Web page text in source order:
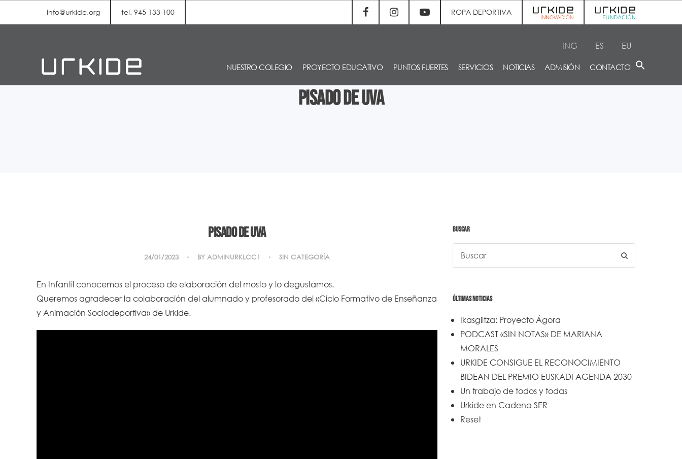
info@urkide.org tel. 945 133 100 ROPA DEPORTIVA
ING ES EU
NUESTRO COLEGIO PROYECTO EDUCATIVO PUNTOS FUERTES SERVICIOS NOTICIAS ADMISIÓN CONTACTO
Pisado de Uva
Pisado de Uva
24/01/2023 BY ADMINURKLCC1 SIN CATEGORÍA
En Infantil conocemos el proceso de elaboración del mosto y lo degustamos.
Queremos agradecer la colaboración del alumnado y profesorado del «Ciclo Formativo de Enseñanza
y Animación Sociodeportiva» de Urkide.
BUSCAR
ÚLTIMAS NOTICIAS
Ikasgiltza: Proyecto Ágora
PODCAST «SIN NOTAS» DE MARIANA
MORALES
URKIDE CONSIGUE EL RECONOCIMIENTO
BIDEAN DEL PREMIO EUSKADI AGENDA 2030
Un trabajo de todos y todas
Urkide en Cadena SER
Reset